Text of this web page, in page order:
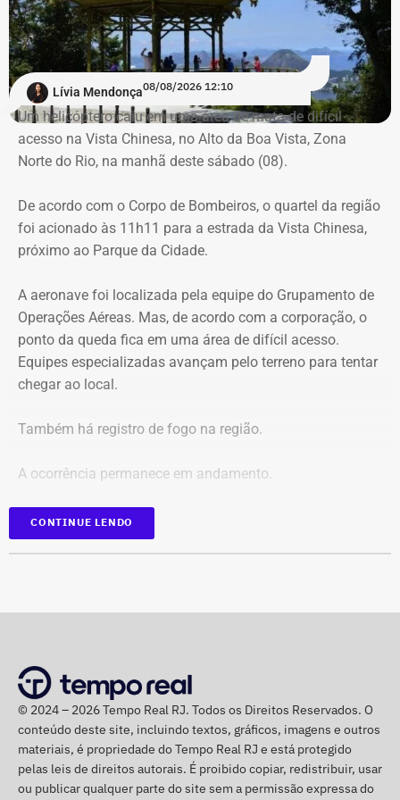
criança de 2 anos — Foto: Reprodução.
O pedido de Búzios à Justiça
Em caráter urgente, antes da apresentação da defesa das
empresas, a prefeitura solicitou:
Preservação integral dos registros dos nove perfis;
Identificação de anunciantes e financiadores;
Retirada das publicações relacionadas no processo;
Suspensão temporária de contas que não fossem
Proibição de distribuição paga por contas ainda não
campanha ou conjunto de dados.
No julgamento definitivo, o município pretende obter a
remoção permanente dos conteúdos considerados
ilícitos, a desativação das contas comprovadamente
falsas ou utilizadas continuamente para ilegalidades e a
em combate a incêndios florestais também foram
mobilizados.
Para dar apoio às buscas do Corpo de Bombeiros, o
ICMBio informou que um pequeno e restrito trecho da
Estrada da Vista Chinesa, em frente ao pagode chinês da
Vista Chinesa, foi interditado. A Vista Chinesa fica dentro
do Parque Nacional da Tijuca
Lívia Mendonça08/08/2026 12:10
Um helicóptero caiu em uma área de mata de difícil
acesso na Vista Chinesa, no Alto da Boa Vista, Zona
Norte do Rio, na manhã deste sábado (08).
De acordo com o Corpo de Bombeiros, o quartel da região
foi acionado às 11h11 para a estrada da Vista Chinesa,
próximo ao Parque da Cidade.
A aeronave foi localizada pela equipe do Grupamento de
Operações Aéreas. Mas, de acordo com a corporação, o
ponto da queda fica em uma área de difícil acesso.
Equipes especializadas avançam pelo terreno para tentar
chegar ao local.
Também há registro de fogo na região.
A ocorrência permanece em andamento.
*Em atualização
CONTINUE LENDO
© 2024 – 2026 Tempo Real RJ. Todos os Direitos Reservados. O
conteúdo deste site, incluindo textos, gráficos, imagens e outros
materiais, é propriedade do Tempo Real RJ e está protegido
pelas leis de direitos autorais. É proibido copiar, redistribuir, usar
ou publicar qualquer parte do site sem a permissão expressa do